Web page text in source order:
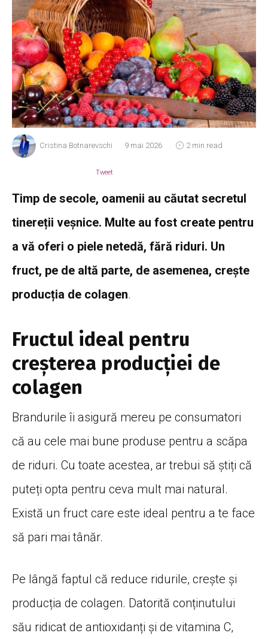
Cristina Botnarevschi 9 mai 2026 2 min read
Tweet
Timp de secole, oamenii au căutat secretul
tinereții veșnice. Multe au fost create pentru
a vă oferi o piele netedă, fără riduri. Un
fruct, pe de altă parte, de asemenea, crește
producția de colagen.
Fructul ideal pentru
creșterea producției de
colagen
Brandurile îi asigură mereu pe consumatori
că au cele mai bune produse pentru a scăpa
de riduri. Cu toate acestea, ar trebui să știți că
puteți opta pentru ceva mult mai natural.
Există un fruct care este ideal pentru a te face
să pari mai tânăr.
Pe lângă faptul că reduce ridurile, crește și
producția de colagen. Datorită conținutului
său ridicat de antioxidanți și de vitamina C,